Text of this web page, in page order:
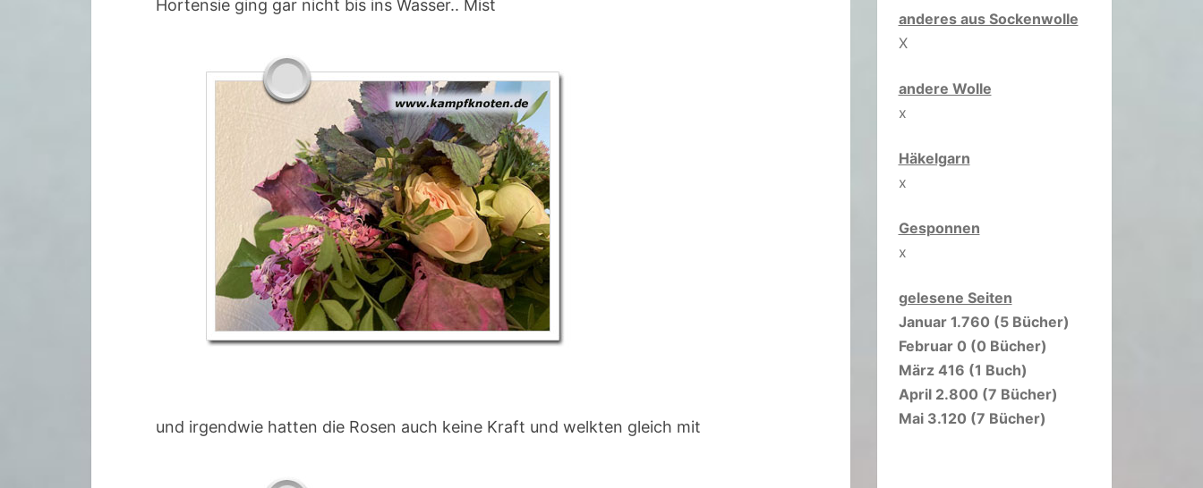
Hortensie ging gar nicht bis ins Wasser.. Mist
und irgendwie hatten die Rosen auch keine Kraft und welkten gleich mit
anderes aus Sockenwolle
X
andere Wolle
x
Häkelgarn
x
Gesponnen
x
gelesene Seiten
Januar 1.760 (5 Bücher)
Februar 0 (0 Bücher)
März 416 (1 Buch)
April 2.800 (7 Bücher)
Mai 3.120 (7 Bücher)